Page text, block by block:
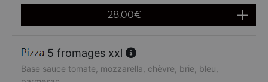
28.00€
5 fromages xxl
Base sauce tomate, mozzarella, chèvre, brie, bleu,